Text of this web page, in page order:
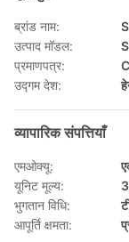
ब्रांड नाम:
उत्पाद मॉडल:
प्रमाणपत्र:
उद्गम देश:
व्यापारिक संपत्तियाँ
एमओक्यू:
यूनिट मूल्य:
भुगतान विधि:
आपूर्ति क्षमता: